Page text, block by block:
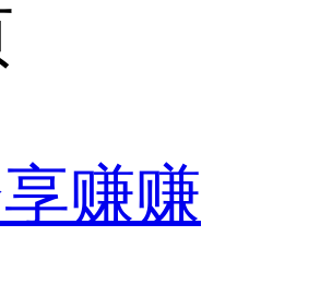
赚赚